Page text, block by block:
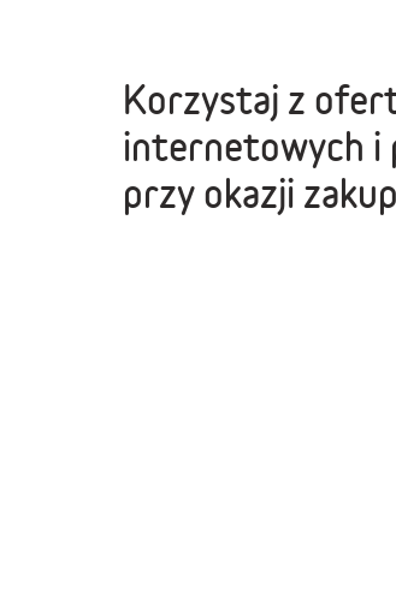
Korzystaj z
internetowych i
przy okazji